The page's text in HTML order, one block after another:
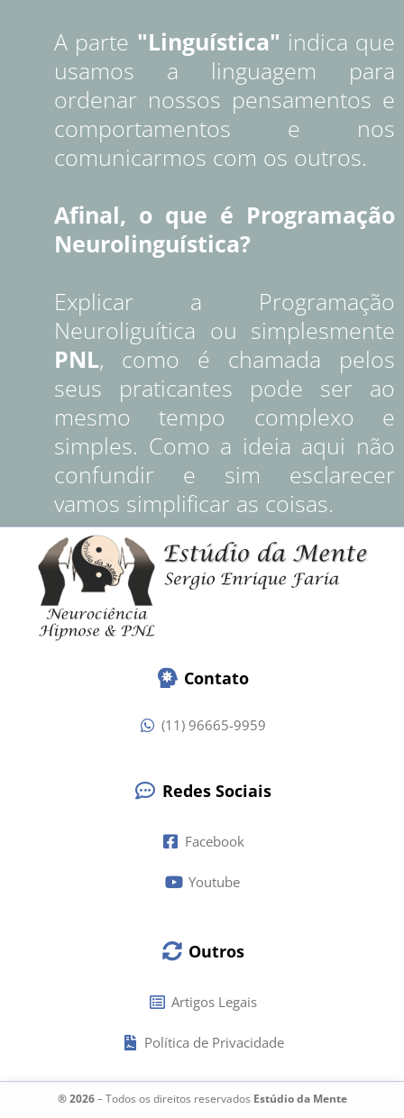
A parte "Linguística" indica que
usamos a linguagem para
ordenar nossos pensamentos e
comportamentos e nos
comunicarmos com os outros.
Afinal, o que é Programação
Neurolinguística?
Explicar a Programação
Neuroliguítica ou simplesmente
PNL, como é chamada pelos
seus praticantes pode ser ao
mesmo tempo complexo e
simples. Como a ideia aqui não
confundir e sim esclarecer
vamos simplificar as coisas.
Contato
(11) 96665-9959
Redes Sociais
Facebook
Youtube
Outros
Artigos Legais
Política de Privacidade
® 2026– Todos os direitos reservados Estúdio da Mente